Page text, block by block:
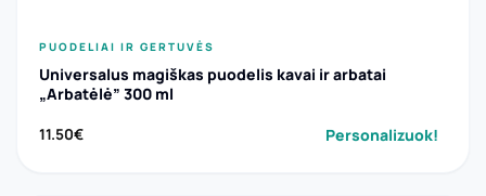
PUODELIAI IR GERTUVĖS
Universalus magiškas puodelis kavai ir arbatai
„Arbatėlė” 300 ml
11.50€ Personalizuok!